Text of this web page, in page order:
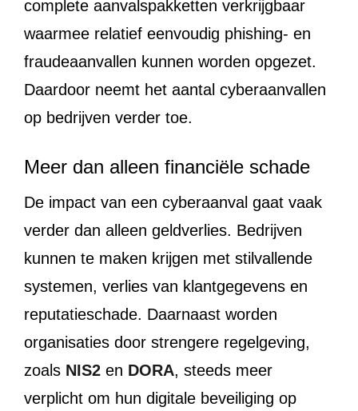
complete aanvalspakketten verkrijgbaar
waarmee relatief eenvoudig phishing- en
fraudeaanvallen kunnen worden opgezet.
Daardoor neemt het aantal cyberaanvallen
op bedrijven verder toe.
Meer dan alleen financiële schade
De impact van een cyberaanval gaat vaak
verder dan alleen geldverlies. Bedrijven
kunnen te maken krijgen met stilvallende
systemen, verlies van klantgegevens en
reputatieschade. Daarnaast worden
organisaties door strengere regelgeving,
zoals NIS2 en DORA, steeds meer
verplicht om hun digitale beveiliging op